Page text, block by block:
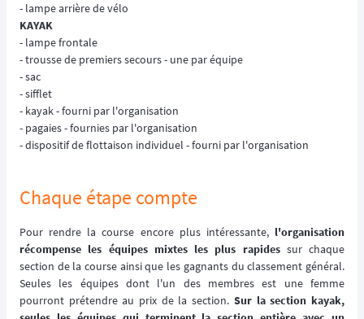
- lampe arrière de vélo
KAYAK
- lampe frontale
- trousse de premiers secours - une par équipe
- sac
- sifflet
- kayak - fourni par l'organisation
- pagaies - fournies par l'organisation
- dispositif de flottaison individuel - fourni par l'organisation
Chaque étape compte
Pour rendre la course encore plus intéressante, l'organisation
récompense les équipes mixtes les plus rapidessur chaque
section de la course ainsi que les gagnants du classement général.
Seules les équipes dont l'un des membres est une femme
pourront prétendre au prix de la section. Sur la section kayak,